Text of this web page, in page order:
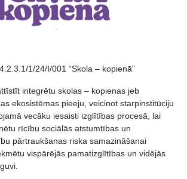
1/24/I/001 “Skola ‒ kopienā”
integrētu skolas – kopienas jeb
ekosistēmas pieeju, veicinot starpinstitūciju
vecāku iesaisti izglītības procesā, lai
rīcību sociālās atstumtības un
pārtraukšanas riska samazināšanai
vispārējās pamatizglītības un vidējās